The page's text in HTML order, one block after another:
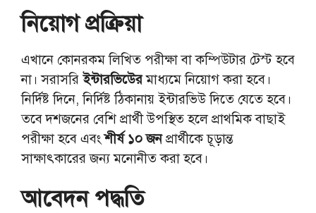
নিয়োগ প্রক্রিয়া
এখানে কোনরকম লিখিত পরীক্ষা বা কম্পিউটার টেস্ট হবে
না। সরাসরিইন্টারভিউেরমাধ্যমে নিয়োগ করা হবে।
নির্দিষ্ট দিনে, নির্দিষ্ট ঠিকানায় ইন্টারভিউ দিতে যেতে হবে।
তবে দশজনের বেশি প্রার্থী উপস্থিত হলে প্রাথমিক বাছাই
পরীক্ষা হবে এবংশীর্ষ ১০ জনপ্রার্থীকে চূড়ান্ত
সাক্ষাৎকারের জন্য মনোনীত করা হবে।
আবেদন পদ্ধতি